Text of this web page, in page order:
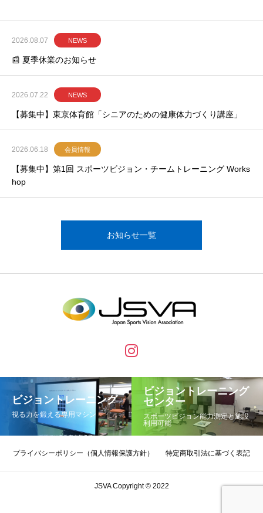
2026.08.07 NEWS
📰 夏季休業のお知らせ
2026.07.22 NEWS
【募集中】東京体育館「シニアのための健康体力づくり講座」
2026.06.18 会員情報
【募集中】第1回 スポーツビジョン・チームトレーニング Works
hop
お知らせ一覧
ビジョントレーニング
視る力を鍛える専用マシン
ビジョントレーニング
センター
スポーツビジョン能力測定と施設
利用可能
プライバシーポリシー（個人情報保護方針） 特定商取引法に基づく表記
JSVA Copyright © 2022